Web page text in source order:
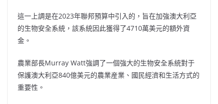
這一上調是在2023年聯邦預算中引入的，旨在加強澳大利亞
的生物安全系統，該系統因此獲得了4710萬美元的額外資
金。
農業部長Murray Watt強調了一個強大的生物安全系統對于
保護澳大利亞840億美元的農業産業、國民經濟和生活方式的
重要性。